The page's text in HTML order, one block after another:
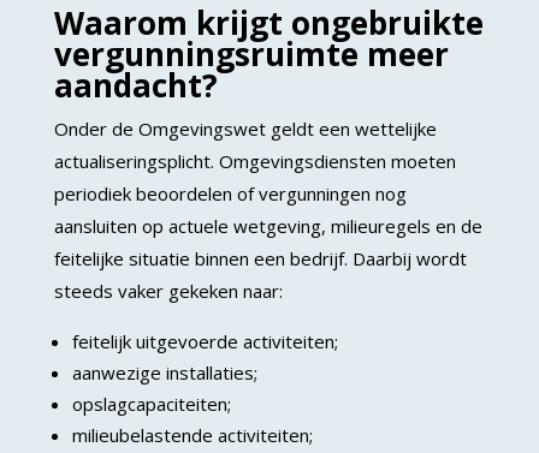
Waarom krijgt ongebruikte
vergunningsruimte meer
aandacht?
Onder de Omgevingswet geldt een wettelijke
actualiseringsplicht. Omgevingsdiensten moeten
periodiek beoordelen of vergunningen nog
aansluiten op actuele wetgeving, milieuregels en de
feitelijke situatie binnen een bedrijf. Daarbij wordt
steeds vaker gekeken naar:
feitelijk uitgevoerde activiteiten;
aanwezige installaties;
opslagcapaciteiten;
milieubelastende activiteiten;